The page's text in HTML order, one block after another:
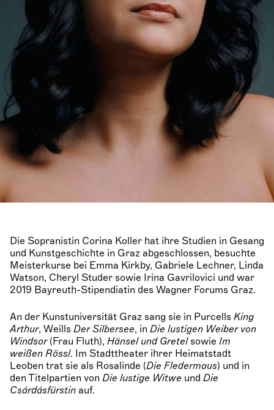
Die Sopranistin Corina Koller hat ihre Studien in Gesang
und Kunstgeschichte in Graz abgeschlossen, besuchte
Meisterkurse bei Emma Kirkby, Gabriele Lechner, Linda
Watson, Cheryl Studer sowie Irina Gavrilovici und war
2019 Bayreuth-Stipendiatin des Wagner Forums Graz.
An der Kunstuniversität Graz sang sie in Purcells King
Arthur, Weills Der Silbersee, in Die lustigen Weiber von
Windsor(Frau Fluth), Hänsel und Gretelsowie Im
weißen Rössl. Im Stadttheater ihrer Heimatstadt
Leoben trat sie als Rosalinde (Die Fledermaus) und in
den Titelpartien von Die lustige Witwe und Die
Csárdásfürstin auf.